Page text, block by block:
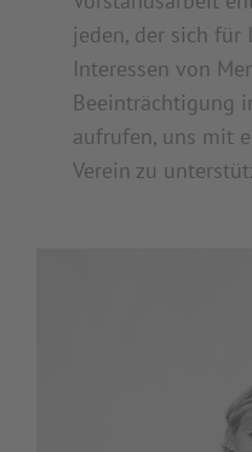
jeden, der sich
Interessen von
Beeinträchtigung
aufrufen, uns mit
Verein zu